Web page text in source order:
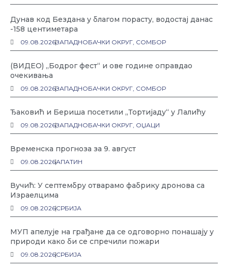
Дунав код Бездана у благом порасту, водостај данас
-158 центиметара
09.08.2026ЗАПАДНОБАЧКИ ОКРУГ, СОМБОР
(ВИДЕО) „Бодрог фест“ и ове године оправдао
очекивања
09.08.2026ЗАПАДНОБАЧКИ ОКРУГ, СОМБОР
Ђаковић и Бериша посетили „Тортијаду“ у Лалићу
09.08.2026ЗАПАДНОБАЧКИ ОКРУГ, ОЏАЦИ
Временска прогноза за 9. август
09.08.2026АПАТИН
Вучић: У септембру отварамо фабрику дронова са
Израелцима
09.08.2026СРБИЈА
МУП апелује на грађане да се одговорно понашају у
природи како би се спречили пожари
09.08.2026СРБИЈА